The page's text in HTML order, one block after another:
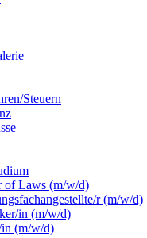
Steuern
of Laws (m/w/d)
r (m/w/d)
in (m/w/d)
(m/w/d)